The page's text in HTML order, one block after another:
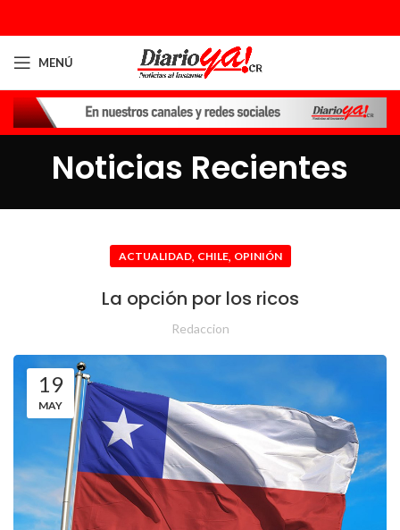
MENÚ
Noticias Recientes
ACTUALIDAD, CHILE, OPINIÓN
La opción por los ricos
Redaccion
19
MAY